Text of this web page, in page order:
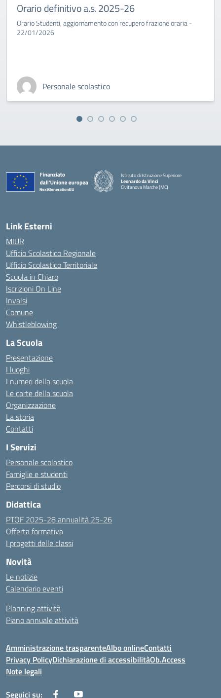
Orario definitivo a.s. 2025-26
Orario Studenti, aggiornamento con recupero frazione oraria -
22/01/2026
Personale scolastico
Istituto di Istruzione Superiore
Leonardo da Vinci
Civitanova Marche (MC)
Link Esterni
MIUR
Ufficio Scolastico Regionale
Ufficio Scolastico Territoriale
Scuola in Chiaro
Iscrizioni On Line
Invalsi
Comune
Whistleblowing
La Scuola
Presentazione
I luoghi
I numeri della scuola
Le carte della scuola
Organizzazione
La storia
Contatti
I Servizi
Personale scolastico
Famiglie e studenti
Percorsi di studio
Didattica
PTOF 2025-28 annualità 25-26
Offerta formativa
I progetti delle classi
Novità
Le notizie
Calendario eventi
Planning attività
Piano annuale attività
Amministrazione trasparenteAlbo onlineContatti
Privacy PolicyDichiarazione di accessibilitàOb.Access
Note legali
Seguici su: